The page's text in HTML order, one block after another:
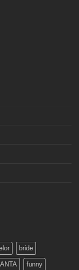
bride
funny